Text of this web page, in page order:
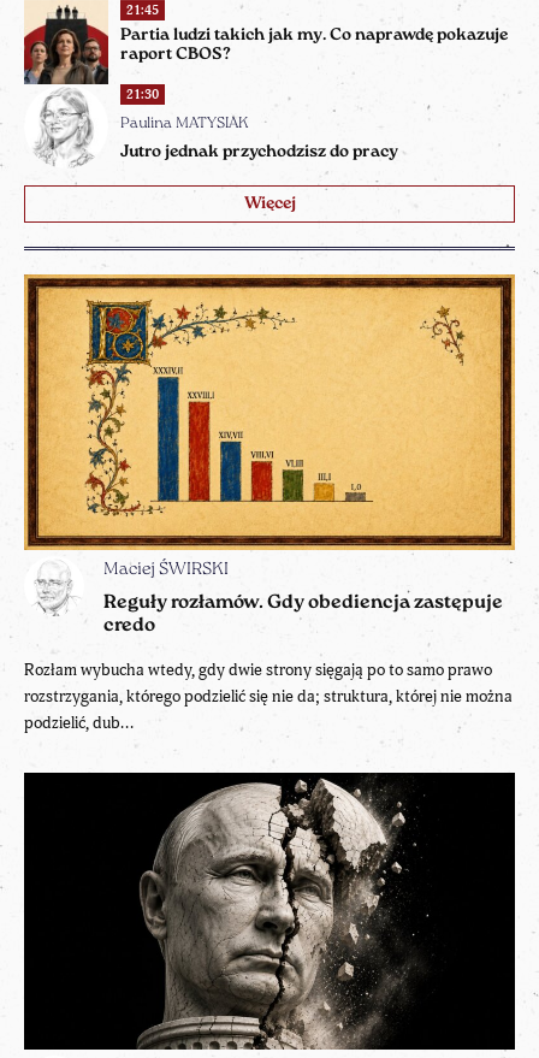
21:45
Partia ludzi takich jak my. Co naprawdę pokazuje
raport CBOS?
21:30
Paulina MATYSIAK
Jutro jednak przychodzisz do pracy
Więcej
Maciej ŚWIRSKI
Reguły rozłamów. Gdy obediencja zastępuje
credo
Rozłam wybucha wtedy, gdy dwie strony sięgają po to samo prawo
rozstrzygania, którego podzielić się nie da; struktura, której nie można
podzielić, dub...